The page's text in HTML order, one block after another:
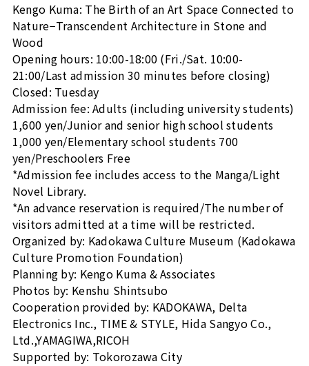
Kengo Kuma: The Birth of an Art Space Connected to
Nature−Transcendent Architecture in Stone and
Wood
Opening hours: 10:00-18:00 (Fri./Sat. 10:00-
21:00/Last admission 30 minutes before closing)
Closed: Tuesday
Admission fee: Adults (including university students)
1,600 yen/Junior and senior high school students
1,000 yen/Elementary school students 700
yen/Preschoolers Free
*Admission fee includes access to the Manga/Light
Novel Library.
*An advance reservation is required/The number of
visitors admitted at a time will be restricted.
Organized by: Kadokawa Culture Museum (Kadokawa
Culture Promotion Foundation)
Planning by: Kengo Kuma & Associates
Photos by: Kenshu Shintsubo
Cooperation provided by: KADOKAWA, Delta
Electronics Inc., TIME & STYLE, Hida Sangyo Co.,
Ltd.,YAMAGIWA,RICOH
Supported by: Tokorozawa City